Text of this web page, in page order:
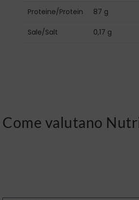
Proteine/Protein 87 g
Sale/Salt 0,17 g
Come valutano